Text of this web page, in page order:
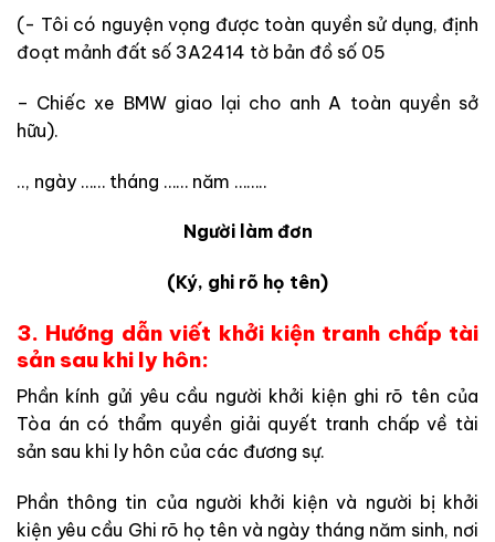
(- Tôi có nguyện vọng được toàn quyền sử dụng, định
đoạt mảnh đất số 3A2414 tờ bản đồ số 05
– Chiếc xe BMW giao lại cho anh A toàn quyền sở
hữu).
.., ngày …… tháng …… năm ……..
Người làm đơn
(Ký, ghi rõ họ tên)
3. Hướng dẫn viết khởi kiện tranh chấp tài
sản sau khi ly hôn:
Phần kính gửi yêu cầu người khởi kiện ghi rõ tên của
Tòa án có thẩm quyền giải quyết tranh chấp về tài
sản sau khi ly hôn của các đương sự.
Phần thông tin của người khởi kiện và người bị khởi
kiện yêu cầu Ghi rõ họ tên và ngày tháng năm sinh, nơi